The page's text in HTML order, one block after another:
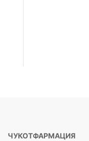
ЧУКОТФАРМАЦИЯ